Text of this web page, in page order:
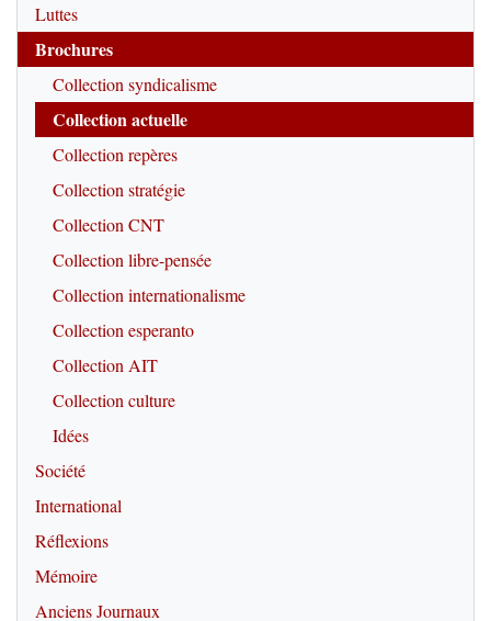
Luttes
Brochures
Collection syndicalisme
Collection actuelle
Collection repères
Collection stratégie
Collection CNT
Collection libre-pensée
Collection internationalisme
Collection esperanto
Collection AIT
Collection culture
Idées
Société
International
Réflexions
Mémoire
Anciens Journaux